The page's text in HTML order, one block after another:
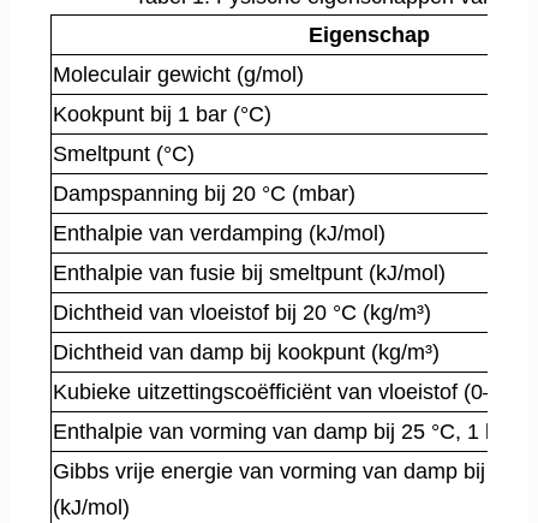
Eigenschap
Moleculair gewicht (g/mol)
Kookpunt bij 1 bar (°C)
Smeltpunt (°C)
Dampspanning bij 20 °C (mbar)
Enthalpie van verdamping (kJ/mol)
Enthalpie van fusie bij smeltpunt (kJ/mol)
Dichtheid van vloeistof bij 20 °C (kg/m³)
Dichtheid van damp bij kookpunt (kg/m³)
Kubieke uitzettingscoëfficiënt van vloeistof (0–40
Enthalpie van vorming van damp bij 25 °C, 1 bar
Gibbs vrije energie van vorming van damp bij 25
(kJ/mol)